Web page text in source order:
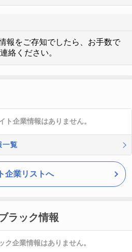
報をご存知でしたら、お手数で
絡ください。
ト企業情報はありません。
一覧
企業リストへ
ラック情報
企業情報はありません。